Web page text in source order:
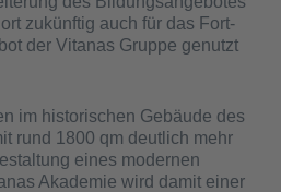
zukünftig auch für das Fort-
der Vitanas Gruppe genutzt
im historischen Gebäude des
rund 1800 qm deutlich mehr
eines modernen
Akademie wird damit einer